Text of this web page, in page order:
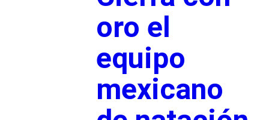
oro el
equipo
mexicano